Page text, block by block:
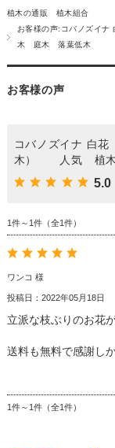
植木の通販 植木組合
お客様の声:コバノズ
木 庭木 落葉低木
お客様の声
コバノズイナ 白
木） 人気 植
5.0
1件～1件（全1件）
ワンコ 様
投稿日：2022年05月18日
立派な枝ぶりのお花
送料も無料で感謝し
1件～1件（全1件）